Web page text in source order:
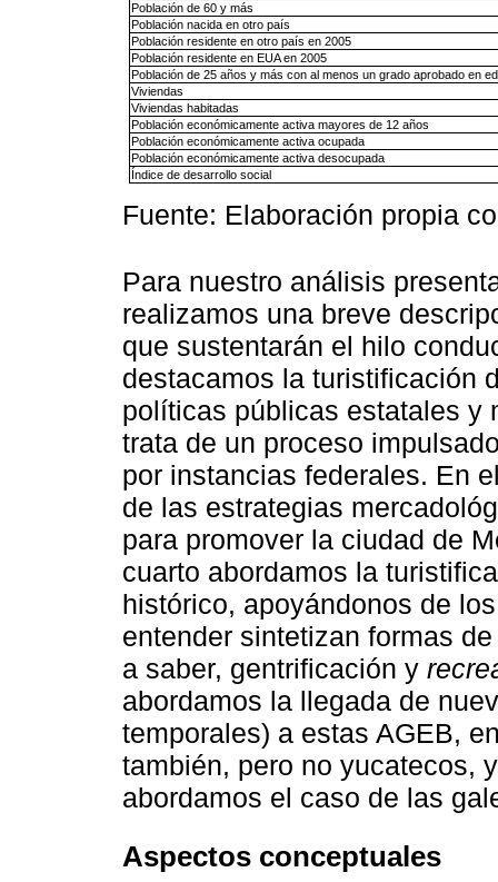
Población de 60 y más
Población nacida en otro país
Población residente en otro país en 2005
Población residente en EUA en 2005
Población de 25 años y más con al menos un grado aprobado en
Viviendas
Viviendas habitadas
Población económicamente activa mayores de 12 años
Población económicamente activa ocupada
Población económicamente activa desocupada
Índice de desarrollo social
Fuente: Elaboración propia
Para nuestro análisis
realizamos una breve
que sustentarán el hilo
destacamos la turistificación
políticas públicas estatales y
trata de un proceso
por instancias federales. En
de las estrategias
para promover la ciudad de
cuarto abordamos la
histórico, apoyándonos de
entender sintetizan formas
a saber, gentrificación y
abordamos la llegada de
temporales) a estas AGEB,
también, pero no yucatecos,
abordamos el caso de las
Aspectos conceptuales